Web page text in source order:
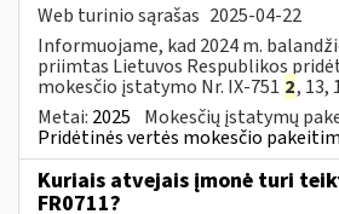
Web turinio sąrašas 2025-04-22
Informuojame, kad 2024 m.
priimtas Lietuvos Respublikos
mokesčio įstatymo Nr. IX-751 2, 13,
Metai: 2025 Mokesčių įstatymų
Pridėtinės vertės mokesčio
Kuriais atvejais įmonė turi
FR0711?